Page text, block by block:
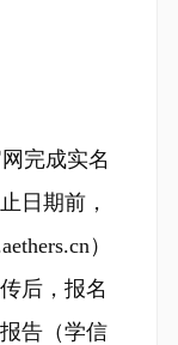
完成实名
日期前，
）
后，报名
告（学信